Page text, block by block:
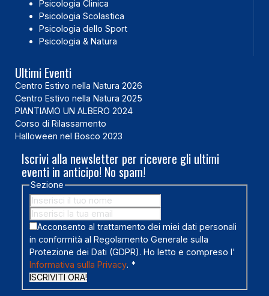
Psicologia Clinica
Psicologia Scolastica
Psicologia dello Sport
Psicologia & Natura
Ultimi Eventi
Centro Estivo nella Natura 2026
Centro Estivo nella Natura 2025
PIANTIAMO UN ALBERO 2024
Corso di Rilassamento
Halloween nel Bosco 2023
Iscrivi alla newsletter per ricevere gli ultimi
eventi in anticipo! No spam!
Sezione
Acconsento al trattamento dei miei dati personali
in conformità al Regolamento Generale sulla
Protezione dei Dati (GDPR). Ho letto e compreso l'
Informativa sulla Privacy. *
ISCRIVITI ORA!